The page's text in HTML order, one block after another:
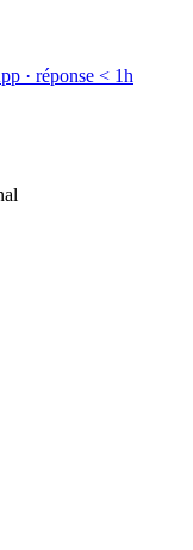
· réponse < 1h